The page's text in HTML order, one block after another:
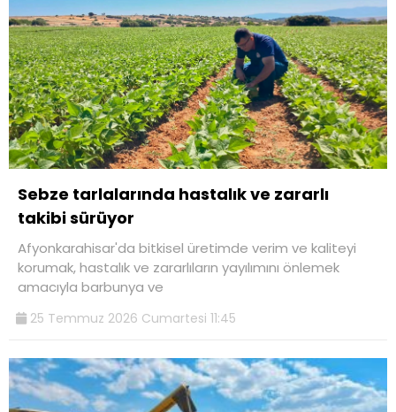
Sebze tarlalarında hastalık ve zararlı
takibi sürüyor
Afyonkarahisar'da bitkisel üretimde verim ve kaliteyi
korumak, hastalık ve zararlıların yayılımını önlemek
amacıyla barbunya ve
25 Temmuz 2026 Cumartesi 11:45